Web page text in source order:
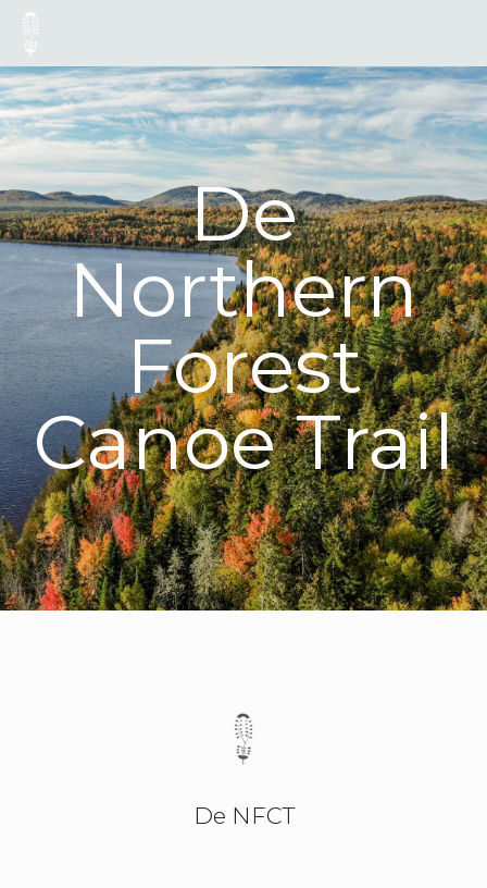
De
Northern
Forest
Canoe Trail
De NFCT